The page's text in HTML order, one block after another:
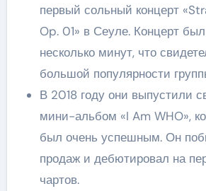
первый сольный концерт
Op. 01» в Сеуле. Концерт
несколько минут, что
большой популярности
В 2018 году они выпустили
мини-альбом «I Am WHO»,
был очень успешным. Он
продаж и дебютировал на
чартов.